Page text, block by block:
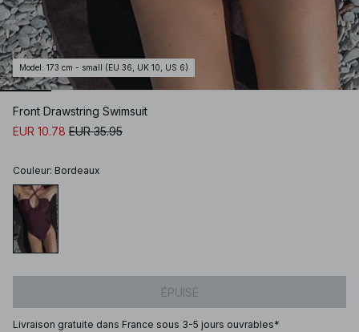
Model : 173 cm - small (EU 36, UK 10, US 6)
Front Drawstring Swimsuit
EUR 10.78 EUR 35.95
Couleur: Bordeaux
ÉPUISÉ
Livraison gratuite dans France sous 3-5 jours ouvrables*